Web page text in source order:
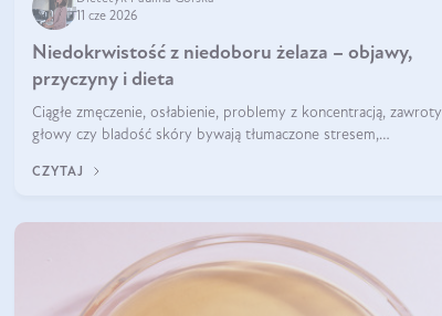
11 cze 2026
Niedokrwistość z niedoboru żelaza – objawy,
przyczyny i dieta
Ciągłe zmęczenie, osłabienie, problemy z koncentracją, zawroty
głowy czy bladość skóry bywają tłumaczone stresem,
może być niedokrwistość z niedoboru żelaza.
CZYTAJ